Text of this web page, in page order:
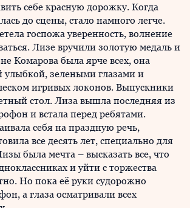
себе красную дорожку. Когда
до сцены, стало намного легче.
госпожа уверенность, волнение
Лизе вручили золотую медаль и
Комарова была ярче всех, она
улыбкой, зелеными глазами и
игривых локонов. Выпускники
стол. Лиза вышла последняя из
и встала перед ребятами.
себя на праздную речь,
все десять лет, специально для
была мечта – высказать все, что
и уйти с торжества
Но пока её руки судорожно
а глаза осматривали всех